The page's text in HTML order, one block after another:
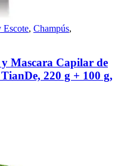
Escote, Champús,
Mascara Capilar de
220 g + 100 g,